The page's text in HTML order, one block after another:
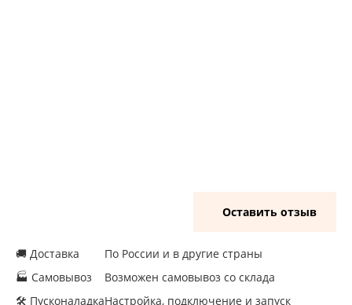
Оставить отзыв
🚚 Доставка
🏭 Самовывоз
🛠 Пусконаладка
По России и в другие страны
Возможен самовывоз со склада
Настройка, подключение и запуск